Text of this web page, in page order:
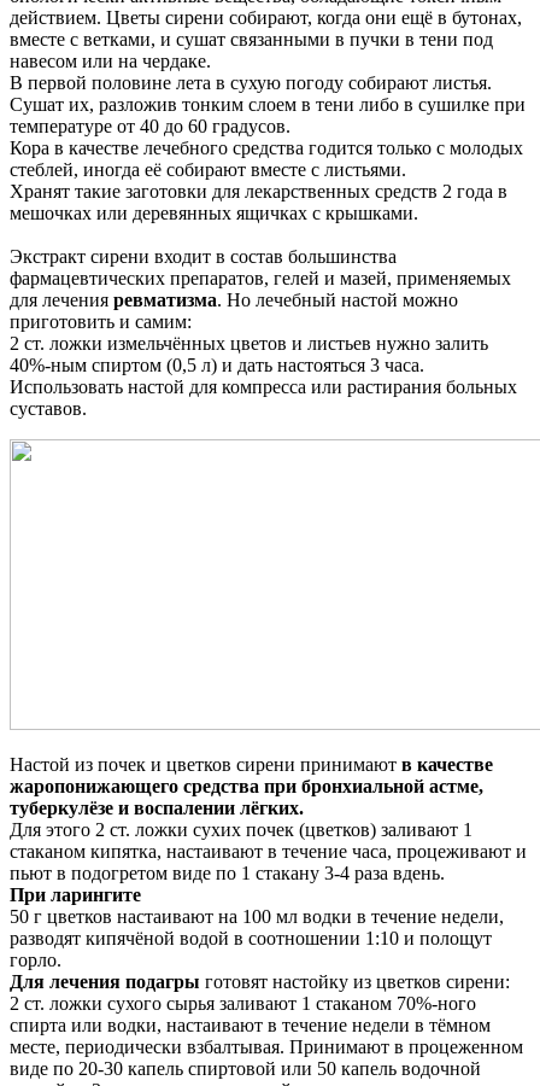
действием. Цветы сирени собирают, когда они ещё в бутонах,
вместе с ветками, и сушат связанными в пучки в тени под
навесом или на чердаке.
В первой половине лета в сухую погоду собирают листья.
Сушат их, разложив тонким слоем в тени либо в сушилке при
температуре от 40 до 60 градусов.
Кора в качестве лечебного средства годится только с молодых
стеблей, иногда её собирают вместе с листьями.
Хранят такие заготовки для лекарственных средств 2 года в
мешочках или деревянных ящичках с крышками.
Экстракт сирени входит в состав большинства
фармацевтических препаратов, гелей и мазей, применяемых
для лечения ревматизма. Но лечебный настой можно
приготовить и самим:
2 ст. ложки измельчённых цветов и листьев нужно залить
40%-ным спиртом (0,5 л) и дать настояться 3 часа.
Использовать настой для компресса или растирания больных
суставов.
Настой из почек и цветков сирени принимают в качестве
жаропонижающего средства при бронхиальной астме,
туберкулёзе и воспалении лёгких.
Для этого 2 ст. ложки сухих почек (цветков) заливают 1
стаканом кипятка, настаивают в течение часа, процеживают и
пьют в подогретом виде по 1 стакану 3-4 раза вдень.
При ларингите
50 г цветков настаивают на 100 мл водки в течение недели,
разводят кипячёной водой в соотношении 1:10 и полощут
горло.
Для лечения подагры готовят настойку из цветков сирени:
2 ст. ложки сухого сырья заливают 1 стаканом 70%-ного
спирта или водки, настаивают в течение недели в тёмном
месте, периодически взбалтывая. Принимают в процеженном
виде по 20-30 капель спиртовой или 50 капель водочной